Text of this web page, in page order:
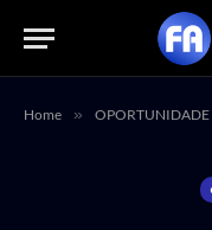
Home » OPORTUNIDADE